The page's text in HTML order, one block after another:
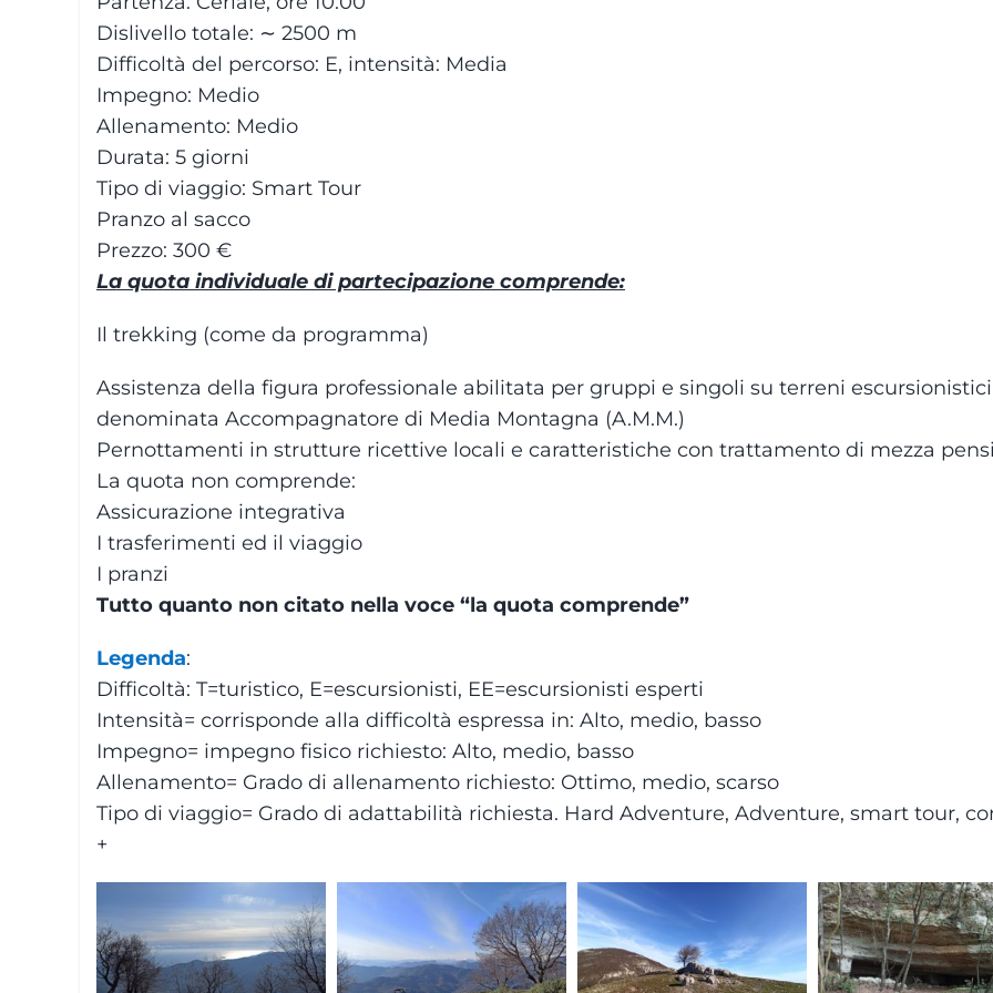
Dislivello totale: ∼ 2500 m
Difficoltà del percorso: E, intensità: Media
Impegno: Medio
Allenamento: Medio
Durata: 5 giorni
Tipo di viaggio: Smart Tour
Pranzo al sacco
Prezzo: 300 €
La quota individuale di partecipazione comprende:
Il trekking (come da programma)
Assistenza della figura professionale abilitata per gruppi e singoli su terreni escursionistici
denominata Accompagnatore di Media Montagna (A.M.M.)
Pernottamenti in strutture ricettive locali e caratteristiche con trattamento di mezza
La quota non comprende:
Assicurazione integrativa
I trasferimenti ed il viaggio
I pranzi
Tutto quanto non citato nella voce “la quota comprende”
Legenda:
Difficoltà: T=turistico, E=escursionisti, EE=escursionisti esperti
Intensità= corrisponde alla difficoltà espressa in: Alto, medio, basso
Impegno= impegno fisico richiesto: Alto, medio, basso
Allenamento= Grado di allenamento richiesto: Ottimo, medio, scarso
Tipo di viaggio= Grado di adattabilità richiesta. Hard Adventure, Adventure, smart tour,
+